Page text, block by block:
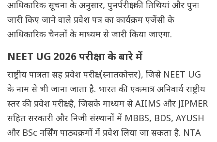
आधिकारिक सूचना के अनुसार, पुनर्परीक्षा की तिथियां और पुनः
जारी किए जाने वाले प्रवेश पत्र का कार्यक्रम एजेंसी के
आधिकारिक चैनलों के माध्यम से जारी किया जाएगा.
NEET UG 2026 परीक्षा के बारे में
राष्ट्रीय पात्रता सह प्रवेश परीक्षा (स्नातकोत्तर), जिसे NEET UG
के नाम से भी जाना जाता है. भारत की एकमात्र अनिवार्य राष्ट्रीय
स्तर की प्रवेश परीक्षा है, जिसके माध्यम से AIIMS और JIPMER
सहित सरकारी और निजी संस्थानों में MBBS, BDS, AYUSH
और BSc नर्सिंग पाठ्यक्रमों में प्रवेश लिया जा सकता है. NTA